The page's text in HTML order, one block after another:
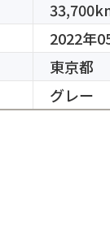
2022年
東京都
グレー